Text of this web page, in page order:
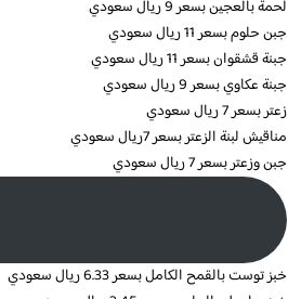
لحمة بالعجين بسعر 9 ريال سعودي
جبن حلوم بسعر 11 ريال سعودي
جبنة قشقوان بسعر 11 ريال سعودي
جبنة عكاوي بسعر 9 ريال سعودي
زعتر بسعر 7 ريال سعودي
مناقيش لبنة الزعتر بسعر 7ريال سعودي
جبن وزعتر بسعر 7 ريال سعودي
خبز توست بالقمح الكامل بسعر 6.33 ريال سعودي